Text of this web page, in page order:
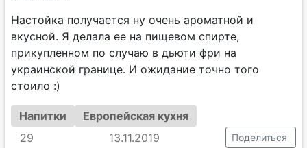
Настойка получается ну очень ароматной и
вкусной. Я делала ее на пищевом спирте,
прикупленном по случаю в дьюти фри на
украинской границе. И ожидание точно того
стоило :)
Напитки
Европейская кухня
29
13.11.2019 Поделиться